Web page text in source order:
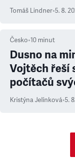
Tomáš Lindner•5. 8.
Česko•10 minut
Dusno na
Vojtěch řeší
počítačů
Kristýna Jelínková•5.